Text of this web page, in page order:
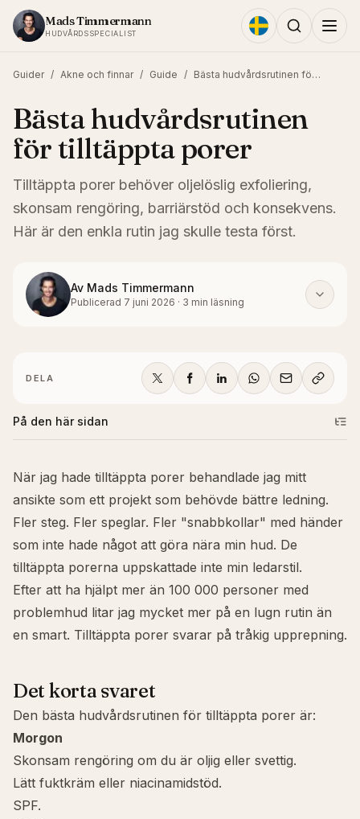
Hoppa till innehållet
Mads Timmermann
HUDVÅRDSSPECIALIST
Guider / Akne och finnar / Guide / Bästa hudvårdsrutinen för tilltäppta porer
Bästa hudvårdsrutinen
för tilltäppta porer
Tilltäppta porer behöver oljelöslig exfoliering,
skonsam rengöring, barriärstöd och konsekvens.
Här är den enkla rutin jag skulle testa först.
Av Mads Timmermann
Publicerad 7 juni 2026 · 3 min läsning
DELA
På den här sidan
När jag hade tilltäppta porer behandlade jag mitt
ansikte som ett projekt som behövde bättre ledning.
Fler steg. Fler speglar. Fler "snabbkollar" med händer
som inte hade något att göra nära min hud. De
tilltäppta porerna uppskattade inte min ledarstil.
Efter att ha hjälpt mer än 100 000 personer med
problemhud litar jag mycket mer på en lugn rutin än
en smart. Tilltäppta porer svarar på tråkig upprepning.
Det korta svaret
Den bästa hudvårdsrutinen för tilltäppta porer är:
Morgon
Skonsam rengöring om du är oljig eller svettig.
Lätt fuktkräm eller niacinamidstöd.
SPF.